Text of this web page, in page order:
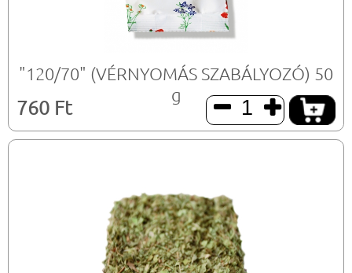
"120/70" (VÉRNYOMÁS SZABÁLYOZÓ) 50
g
760 Ft  